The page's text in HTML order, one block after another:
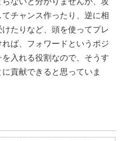
チャンス作ったり、逆に相
たりなど、頭を使ってプレ
ば、フォワードというポジ
入れる役割なので、そうす
貢献できると思っていま